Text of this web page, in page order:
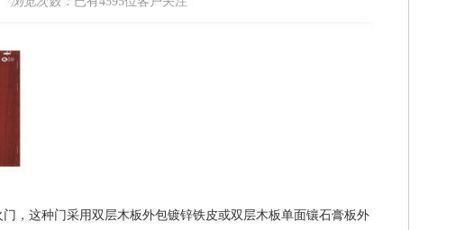
门，这种门采用双层木板外包镀锌铁皮或双层木板单面镶石膏板外